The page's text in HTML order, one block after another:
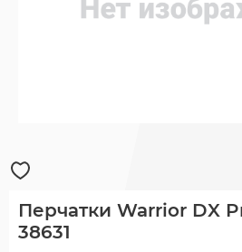
Перчатки Warrior DX
38631